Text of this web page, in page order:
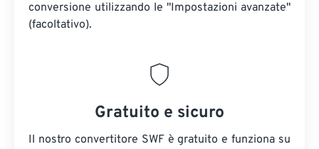
conversione utilizzando le "Impostazioni avanzate"
(facoltativo).
Gratuito e sicuro
Il nostro convertitore SWF è gratuito e funziona su